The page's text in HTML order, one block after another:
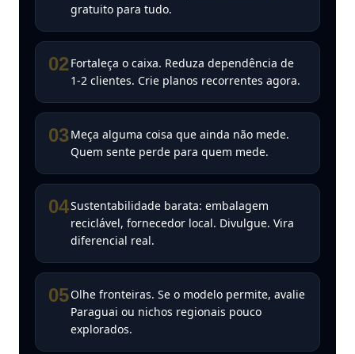
gratuito para tudo.
02Fortaleça o caixa. Reduza dependência de
1-2 clientes. Crie planos recorrentes agora.
03Meça alguma coisa que ainda não mede.
Quem sente perde para quem mede.
04Sustentabilidade barata: embalagem
reciclável, fornecedor local. Divulgue. Vira
diferencial real.
05Olhe fronteiras. Se o modelo permite, avalie
Paraguai ou nichos regionais pouco
explorados.